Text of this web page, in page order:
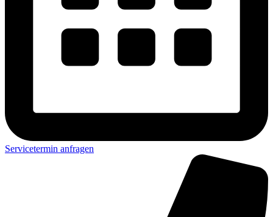
Servicetermin anfragen